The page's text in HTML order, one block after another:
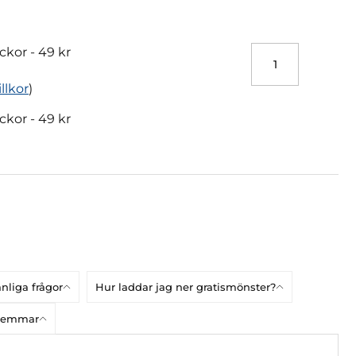
- 49 kr
)
- 49 kr
frågor Hur laddar jag ner gratismönster?